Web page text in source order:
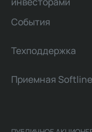
События
Техподдержка
Приемная Softline